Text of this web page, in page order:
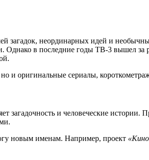
загадок, неординарных идей и
Однако в последние годы ТВ-3 вышел
и оригинальные сериалы,
загадочность и человеческие истории.
новым именам. Например, проект